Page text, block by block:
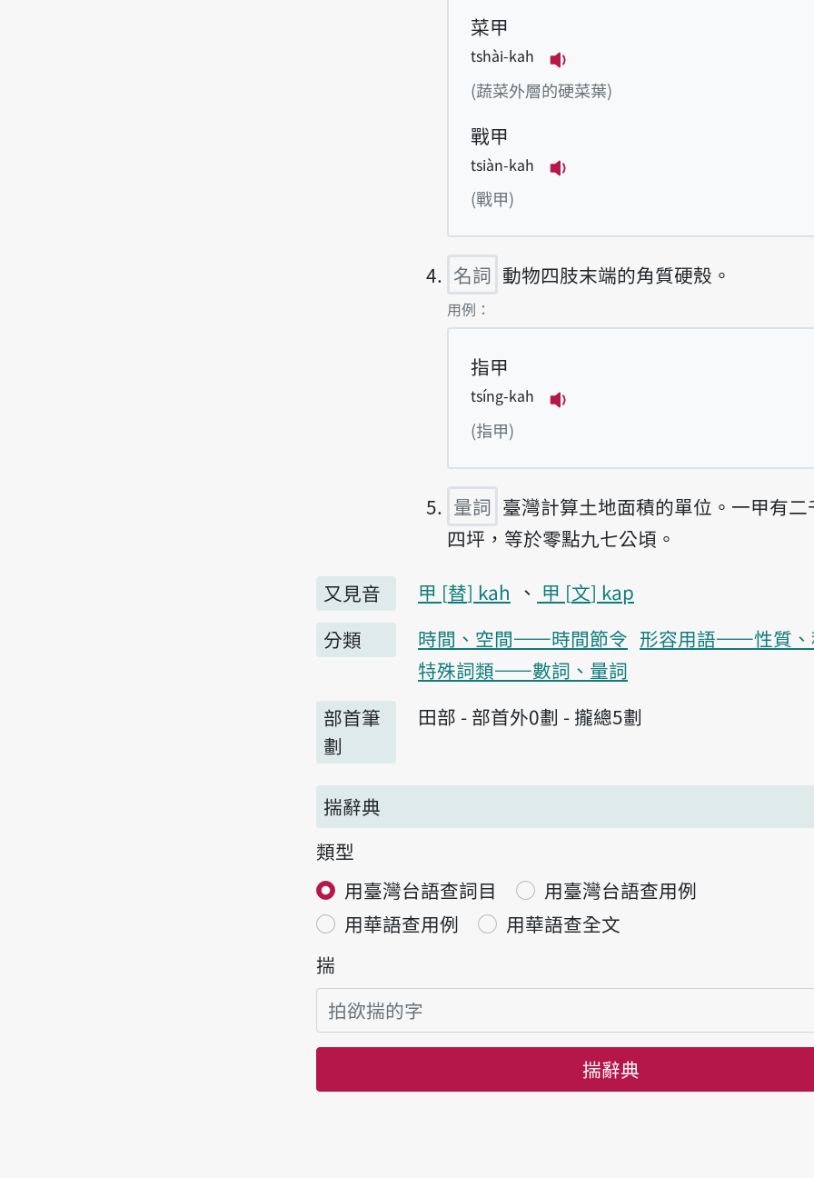
菜甲
tshài-kah
播放例句tshài-kah
(蔬菜外層的硬菜葉)
戰甲
tsiàn-kah
(戰甲)
名詞 動物四肢末端的角質硬殼。
第4項釋義的
用例：
指甲
tsíng-kah
(指甲)
量詞 臺灣計算土地面積的單位。一甲有
四坪，等於零點九七公頃。
又見音 甲 替 kah 甲 文 kap
分類
時間、空間——時間節令 形容用語——性質、
特殊詞類——數詞、量詞
部首筆
劃
田部 - 部首外0劃 - 攏總5劃
揣辭典
類型
用臺灣台語查詞目
用臺灣台語查用例
用華語查用例
用華語查全文
揣
揣辭典